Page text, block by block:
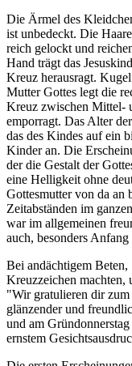
Die Ärmel des
ist unbedeckt. Die
reich gelockt und
Hand trägt das
Kreuz herausragt.
Mutter Gottes legt die
Kreuz zwischen Mittel-
emporragt. Das Alter
das des Kindes auf ein
Kinder an. Die
der die Gestalt der
eine Helligkeit ohne
Gottesmutter von da an
Zeitabständen im
war im allgemeinen
auch, besonders Anfang
Bei andächtigem
Kreuzzeichen machten,
"Wir gratulieren dir
glänzender und
und am
ernstem